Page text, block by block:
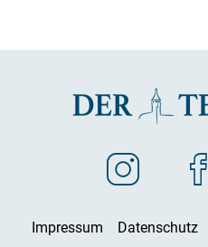
Impressum Datenschutz